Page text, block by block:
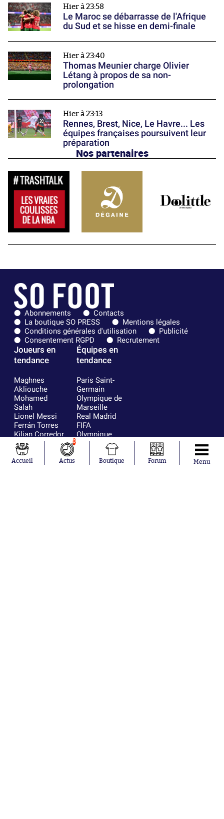
Hier à 23:58
Le Maroc se débarrasse de l'Afrique
du Sud et se hisse en demi-finale
Hier à 23:40
Thomas Meunier charge Olivier
Létang à propos de sa non-
prolongation
Hier à 23:13
Rennes, Brest, Nice, Le Havre... Les
équipes françaises poursuivent leur
préparation
Nos partenaires
Abonnements
Contacts
La boutique SO PRESS
Mentions légales
Conditions générales d'utilisation
Publicité
Consentement RGPD
Recrutement
Joueurs en
tendance
Maghnes
Akliouche
Mohamed
Salah
Lionel Messi
Ferrán Torres
Kilian Corredor
Franco
Mastantuono
Orel Mangala
Équipes en
tendance
Paris Saint-
Germain
Olympique de
Marseille
Real Madrid
FIFA
Olympique
lyonnais
AS Monaco
FC Barcelone
Accueil
0
Actus Boutique Forum Menu